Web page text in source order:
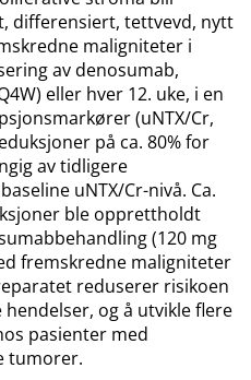
differensiert, tettvevd, nytt
maligniteter i
av denosumab,
eller hver 12. uke, i en
(uNTX​/​Cr,
på ca. 80% for
av tidligere
uNTX​/​Cr-nivå. Ca.
ble opprettholdt
(120 mg
fremskredne maligniteter
reduserer risikoen
og å utvikle flere
pasienter med
tumorer.